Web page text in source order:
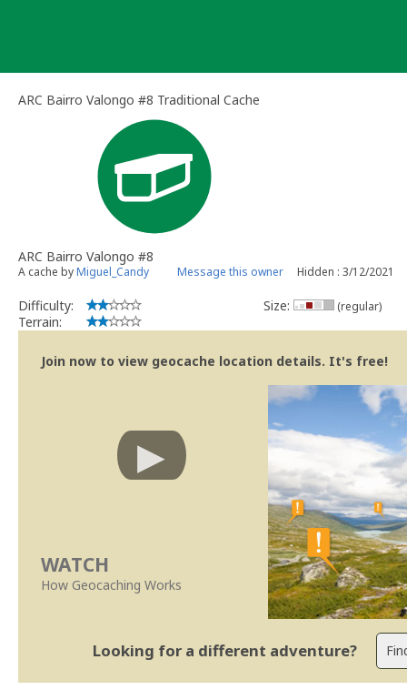
ARC Bairro Valongo #8 Traditional Cache
ARC Bairro Valongo #8
A cache byMiguel_Candy Message this owner Hidden : 3/12/2021
Difficulty:
Terrain:
Size: (regular)
Join now to view geocache location details. It's free!
WATCH
How Geocaching Works
Looking for a different adventure?